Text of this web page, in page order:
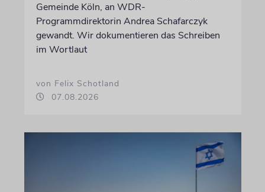
Gemeinde Köln, an WDR-
Programmdirektorin Andrea Schafarczyk
gewandt. Wir dokumentieren das Schreiben
im Wortlaut
von Felix Schotland
07.08.2026